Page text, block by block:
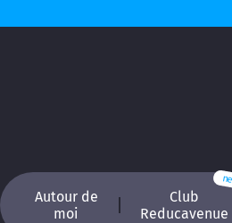
Autour de
moi
Club
Reducavenue